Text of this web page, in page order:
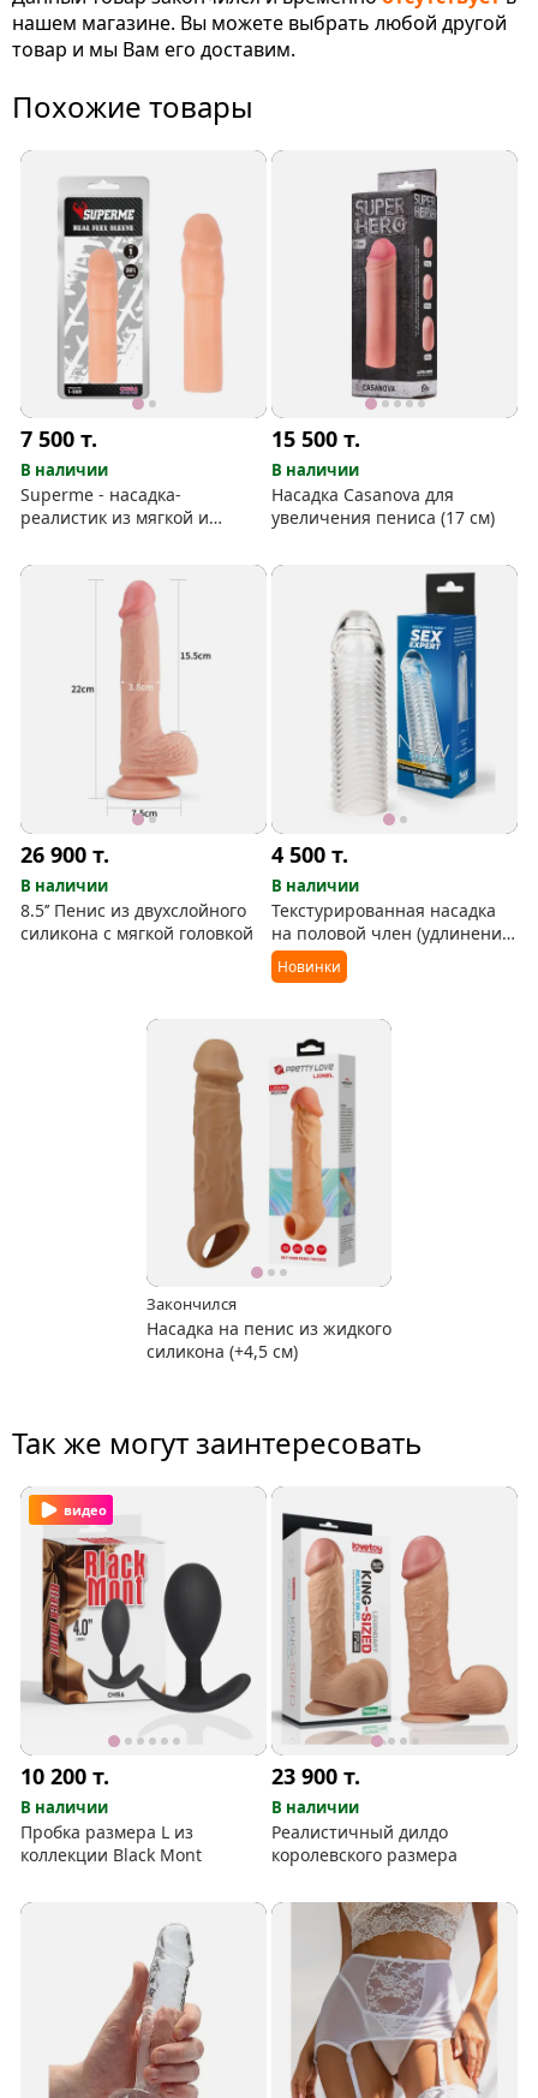
нашем магазине. Вы можете выбрать любой другой
товар и мы Вам его доставим.
Похожие товары
7 500т.
В наличии
Superme - насадка-
реалистик из мягкой и
15 500т.
В наличии
Насадка Casanova для
увеличения пениса (17 см)
26 900т.
В наличии
8.5’’ Пенис из двухслойного
силикона с мягкой головкой
4 500т.
В наличии
Текстурированная насадка
на половой член (удлинение
2 см)
Новинки
Закончился
Насадка на пенис из жидкого
силикона (+4,5 см)
Так же могут заинтересовать
видео
10 200т.
В наличии
Пробка размера L из
коллекции Black Mont
23 900т.
В наличии
Реалистичный дилдо
королевского размера